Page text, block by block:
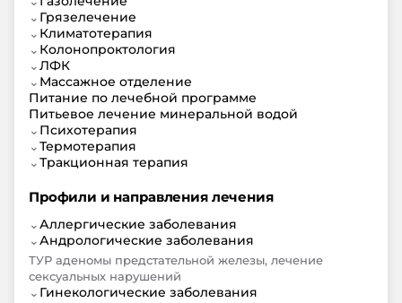
⌄ Грязелечение
⌄ Климатотерапия
⌄ Колонопроктология
⌄ЛФК
⌄ Массажное отделение
Питание по лечебной программе
Питьевое лечение минеральной водой
⌄ Психотерапия
⌄Термотерапия
⌄Тракционная терапия
Профили и направления лечения
⌄Аллергические заболевания
⌄Андрологические заболевания
ТУР аденомы предстательной железы, лечение
сексуальных нарушений
⌄ Гинекологические заболевания